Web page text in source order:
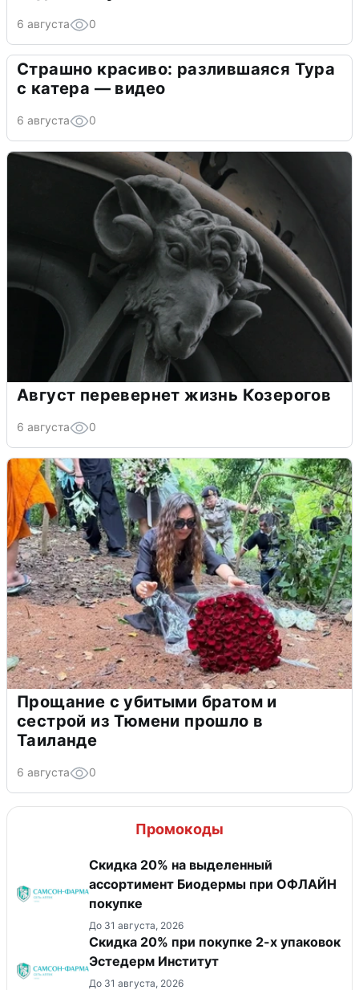
6 августа 0
Страшно красиво: разлившаяся Тура
с катера — видео
6 августа 0
Август перевернет жизнь Козерогов
6 августа 0
Прощание с убитыми братом и
сестрой из Тюмени прошло в
Таиланде
6 августа 0
Промокоды
Скидка 20% на выделенный
ассортимент Биодермы при ОФЛАЙН
покупке
До 31 августа, 2026
Скидка 20% при покупке 2-х упаковок
Эстедерм Институт
До 31 августа, 2026